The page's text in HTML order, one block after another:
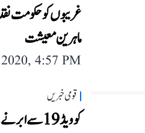
غریبوں کو حکومت
ماہرین معیشت
4:57 PM
قومی خبریں
کوویڈ 19 سے ابرنے کےلئے فیس بک کے پاس کویک ٹپس